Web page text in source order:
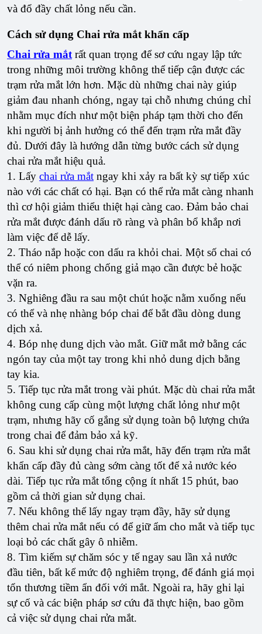
và đổ đầy chất lỏng nếu cần.
Cách sử dụng Chai rửa mắt khẩn cấp
Chai rửa mắt rất quan trọng để sơ cứu ngay lập tức
trong những môi trường không thể tiếp cận được các
trạm rửa mắt lớn hơn. Mặc dù những chai này giúp
giảm đau nhanh chóng, ngay tại chỗ nhưng chúng chỉ
nhằm mục đích như một biện pháp tạm thời cho đến
khi người bị ảnh hưởng có thể đến trạm rửa mắt đầy
đủ. Dưới đây là hướng dẫn từng bước cách sử dụng
chai rửa mắt hiệu quả.
1. Lấy chai rửa mắt ngay khi xảy ra bất kỳ sự tiếp xúc
nào với các chất có hại. Bạn có thể rửa mắt càng nhanh
thì cơ hội giảm thiểu thiệt hại càng cao. Đảm bảo chai
rửa mắt được đánh dấu rõ ràng và phân bổ khắp nơi
làm việc để dễ lấy.
2. Tháo nắp hoặc con dấu ra khỏi chai. Một số chai có
thể có niêm phong chống giả mạo cần được bẻ hoặc
vặn ra.
3. Nghiêng đầu ra sau một chút hoặc nằm xuống nếu
có thể và nhẹ nhàng bóp chai để bắt đầu dòng dung
dịch xả.
4. Bóp nhẹ dung dịch vào mắt. Giữ mắt mở bằng các
ngón tay của một tay trong khi nhỏ dung dịch bằng
tay kia.
5. Tiếp tục rửa mắt trong vài phút. Mặc dù chai rửa mắt
không cung cấp cùng một lượng chất lỏng như một
trạm, nhưng hãy cố gắng sử dụng toàn bộ lượng chứa
trong chai để đảm bảo xả kỹ.
6. Sau khi sử dụng chai rửa mắt, hãy đến trạm rửa mắt
khẩn cấp đầy đủ càng sớm càng tốt để xả nước kéo
dài. Tiếp tục rửa mắt tổng cộng ít nhất 15 phút, bao
gồm cả thời gian sử dụng chai.
7. Nếu không thể lấy ngay trạm đầy, hãy sử dụng
thêm chai rửa mắt nếu có để giữ ẩm cho mắt và tiếp tục
loại bỏ các chất gây ô nhiễm.
8. Tìm kiếm sự chăm sóc y tế ngay sau lần xả nước
đầu tiên, bất kể mức độ nghiêm trọng, để đánh giá mọi
tổn thương tiềm ẩn đối với mắt. Ngoài ra, hãy ghi lại
sự cố và các biện pháp sơ cứu đã thực hiện, bao gồm
cả việc sử dụng chai rửa mắt.